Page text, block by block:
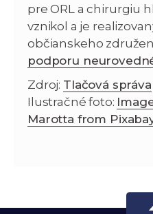
pre ORL a chirurgiu
vznikol a je
občianskeho
podporu
Zdroj: Tlačová správa
Ilustračné foto:
Marotta from